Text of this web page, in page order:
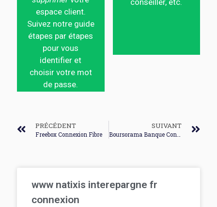
espace client.
Suivez notre guide
étapes par étapes
pour vous
identifier et
choisir votre mot
de passe.
conseiller, etc.
PRÉCÉDENT
Freebox Connexion Fibre
SUIVANT
www natixis interepargne fr
connexion